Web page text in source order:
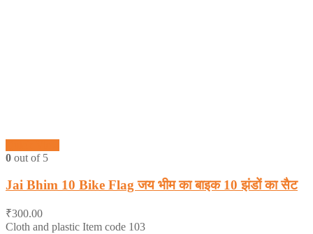
0 out of 5
Jai Bhim 10 Bike Flag जय भीम का बाइक 10 झंडों का सैट
₹300.00
Cloth and plastic Item code 103